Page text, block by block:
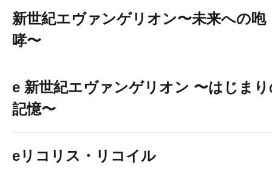
新世紀エヴァンゲリオン〜未来への咆
哮〜
e 新世紀エヴァンゲリオン 〜はじま
記憶〜
eリコリス・リコイル